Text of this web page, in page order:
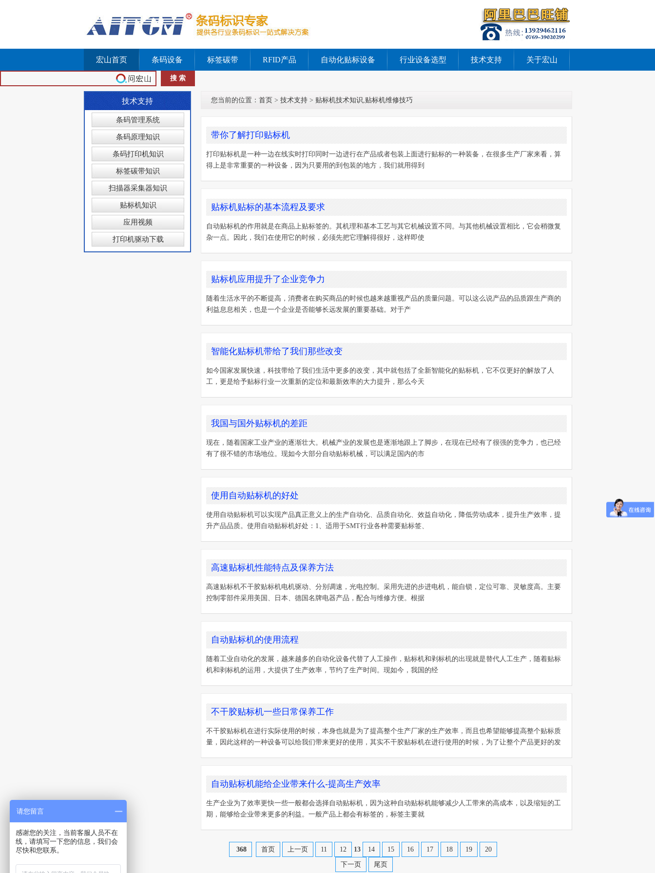
宏山首页 条码设备 标签碳带 RFID产品 自动化贴标设备 行业设备选型 技术支持 关于宏山
技术支持
条码管理系统
条码原理知识
条码打印机知识
标签碳带知识
扫描器采集器知识
贴标机知识
应用视频
打印机驱动下载
您当前的位置： 首页 > 技术支持 > 贴标机技术知识,贴标机维修技巧
带你了解打印贴标机
打印贴标机是一种一边在线实时打印同时一边进行在产品或者包装上面进行贴标的一种装备，在很多生产厂家来看，算
得上是非常重要的一种设备，因为只要用的到包装的地方，我们就用得到
贴标机贴标的基本流程及要求
自动贴标机的作用就是在商品上贴标签的。其机理和基本工艺与其它机械设置不同。与其他机械设置相比，它会稍微复
杂一点。因此，我们在使用它的时候，必须先把它理解得很好，这样即使
贴标机应用提升了企业竞争力
随着生活水平的不断提高，消费者在购买商品的时候也越来越重视产品的质量问题。可以这么说产品的品质跟生产商的
利益息息相关，也是一个企业是否能够长远发展的重要基础。对于产
智能化贴标机带给了我们那些改变
如今国家发展快速，科技带给了我们生活中更多的改变，其中就包括了全新智能化的贴标机，它不仅更好的解放了人
工，更是给予贴标行业一次重新的定位和最新效率的大力提升，那么今天
我国与国外贴标机的差距
现在，随着国家工业产业的逐渐壮大。机械产业的发展也是逐渐地跟上了脚步，在现在已经有了很强的竞争力，也已经
有了很不错的市场地位。现如今大部分自动贴标机械，可以满足国内的市
使用自动贴标机的好处
使用自动贴标机可以实现产品真正意义上的生产自动化、品质自动化、效益自动化，降低劳动成本，提升生产效率，提
升产品品质。使用自动贴标机好处：1、适用于SMT行业各种需要贴标签、
高速贴标机性能特点及保养方法
高速贴标机不干胶贴标机电机驱动、分别调速，光电控制。采用先进的步进电机，能自锁，定位可靠、灵敏度高。主要
控制零部件采用美国、日本、德国名牌电器产品，配合与维修方便。根据
自动贴标机的使用流程
随着工业自动化的发展，越来越多的自动化设备代替了人工操作，贴标机和剥标机的出现就是替代人工生产，随着贴标
机和剥标机的运用，大提供了生产效率，节约了生产时间。现如今，我国的经
不干胶贴标机一些日常保养工作
不干胶贴标机在进行实际使用的时候，本身也就是为了提高整个生产厂家的生产效率，而且也希望能够提高整个贴标质
量，因此这样的一种设备可以给我们带来更好的使用，其实不干胶贴标机在进行使用的时候，为了让整个产品更好的发
自动贴标机能给企业带来什么-提高生产效率
生产企业为了效率更快一些一般都会选择自动贴标机，因为这种自动贴标机能够减少人工带来的高成本，以及缩短的工
期，能够给企业带来更多的利益。一般产品上都会有标签的，标签主要就
368 首页 上一页 11 12 13 14 15 16 17 18 19 20
下一页 尾页
请您留言
感谢您的关注，当前客服人员不在
线，请填写一下您的信息，我们会
尽快和您联系。